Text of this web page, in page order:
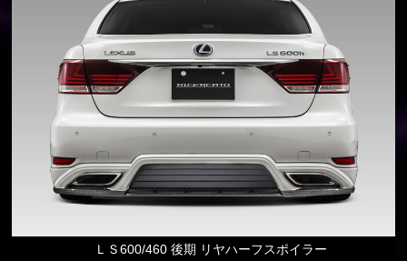
ＬＳ600/460 後期 リヤハーフスポイラー